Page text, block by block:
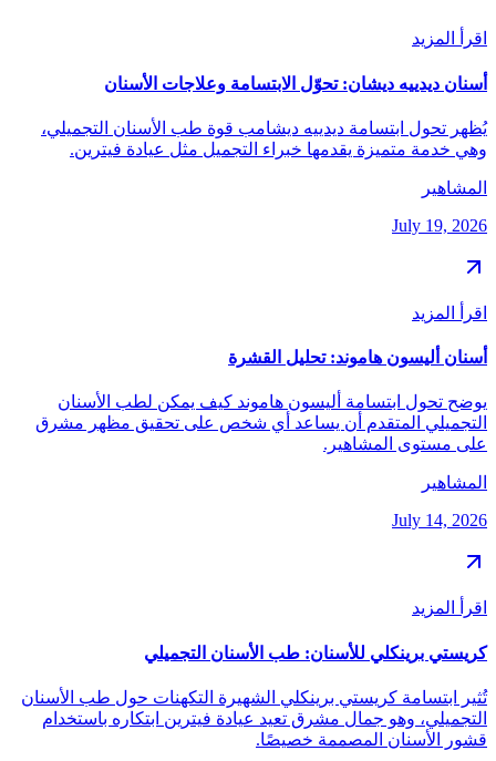
اقرأ المزيد
أسنان ديدييه ديشان: تحوّل الابتسامة وعلاجات الأسنان
يُظهر تحول ابتسامة ديدييه ديشامب قوة طب الأسنان التجميلي،
وهي خدمة متميزة يقدمها خبراء التجميل مثل عيادة فيترين.
المشاهير
July 19, 2026
اقرأ المزيد
أسنان أليسون هاموند: تحليل القشرة
يوضح تحول ابتسامة أليسون هاموند كيف يمكن لطب الأسنان
التجميلي المتقدم أن يساعد أي شخص على تحقيق مظهر مشرق
على مستوى المشاهير.
المشاهير
July 14, 2026
اقرأ المزيد
كريستي برينكلي للأسنان: طب الأسنان التجميلي
تُثير ابتسامة كريستي برينكلي الشهيرة التكهنات حول طب الأسنان
التجميلي، وهو جمال مشرق تعيد عيادة فيترين ابتكاره باستخدام
قشور الأسنان المصممة خصيصًا.